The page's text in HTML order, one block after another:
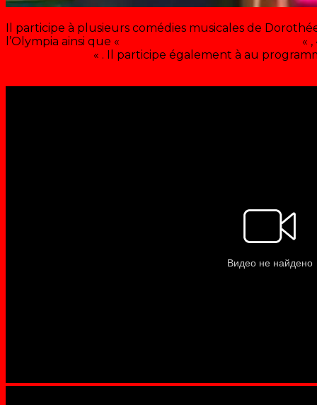
Il participe à plusieurs comédies musicales de
l’Olympia ainsi que «
«
« . Il participe également à au